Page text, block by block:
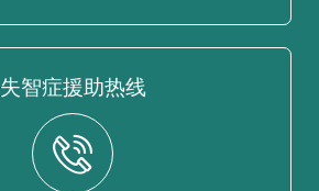
失智症援助热线